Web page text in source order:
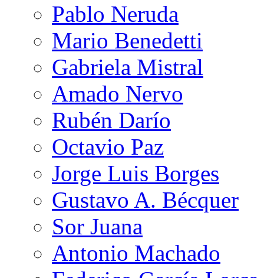
Pablo Neruda
Mario Benedetti
Gabriela Mistral
Amado Nervo
Rubén Darío
Octavio Paz
Jorge Luis Borges
Gustavo A. Bécquer
Sor Juana
Antonio Machado